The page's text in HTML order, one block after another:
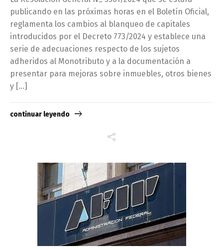
publicando en las próximas horas en el Boletín Oficial,
reglamenta los cambios al blanqueo de capitales
introducidos por el Decreto 773/2024 y establece una
serie de adecuaciones respecto de los sujetos
adheridos al Monotributo y a la documentación a
presentar para mejoras sobre inmuebles, otros bienes
y […]
continuar leyendo